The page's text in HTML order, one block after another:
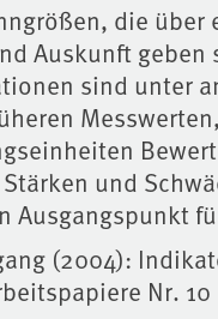
die
Auskunft
sind unter
und
Ausgangspunkt
(2004):
Nr. 10